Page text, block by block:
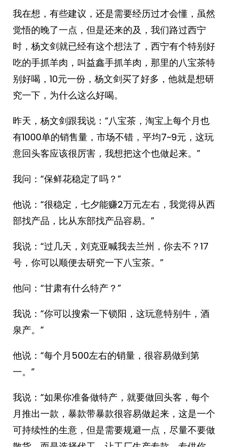
我在想，有些建议，还是需要经历过才会懂，虽然
觉悟的晚了一点，但是还来的及，我们路过西宁
时，杨文剑就已经有这个想法了，西宁有个特别好
吃的手抓羊肉，叫益鑫手抓羊肉，那里的八宝茶特
别好喝，10元一份，杨文剑买了好多，他就是想研
究一下，为什么这么好喝。
昨天，杨文剑跟我说：“八宝茶，淘宝上每个月也
有1000单的销售量，市场不错，平均7~9元，这玩
意回头客应该很厉害，我想把这个也做起来。”
我问：“保鲜花稳定了吗？”
他说：“很稳定，七夕能赚2万元左右，我觉得从西
部找产品，比从东部找产品容易。”
我说：“过几天，刘克亚喊我去兰州，你去不？17
号，你可以顺便去研究一下八宝茶。”
他问：“甘肃有什么特产？”
我说：“你可以搜索一下锁阳，这玩意特别牛，酒
泉产。”
他说：“每个月500左右的销量，很容易做到第
一。”
我说：“如果你准备做特产，就要做回头客，每个
月推出一款，暴款带暴款很容易做起来，这是一个
可持续性的生意，但是需要规避一点，尽量不要做